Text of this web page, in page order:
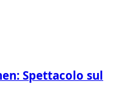
Spettacolo sul